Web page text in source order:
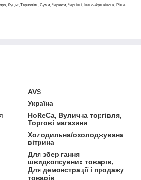
Луцьк, Тернопіль, Суми, Черкаси, Чернівці, Івано-Франківськ, Рівне.
AVS
Україна
HoReCa, Вулична торгівля,
Торгові магазини
Холодильна/охолоджувана
вітрина
Для зберігання
швидкопсувних товарів,
Для демонстрації і продажу
товарів